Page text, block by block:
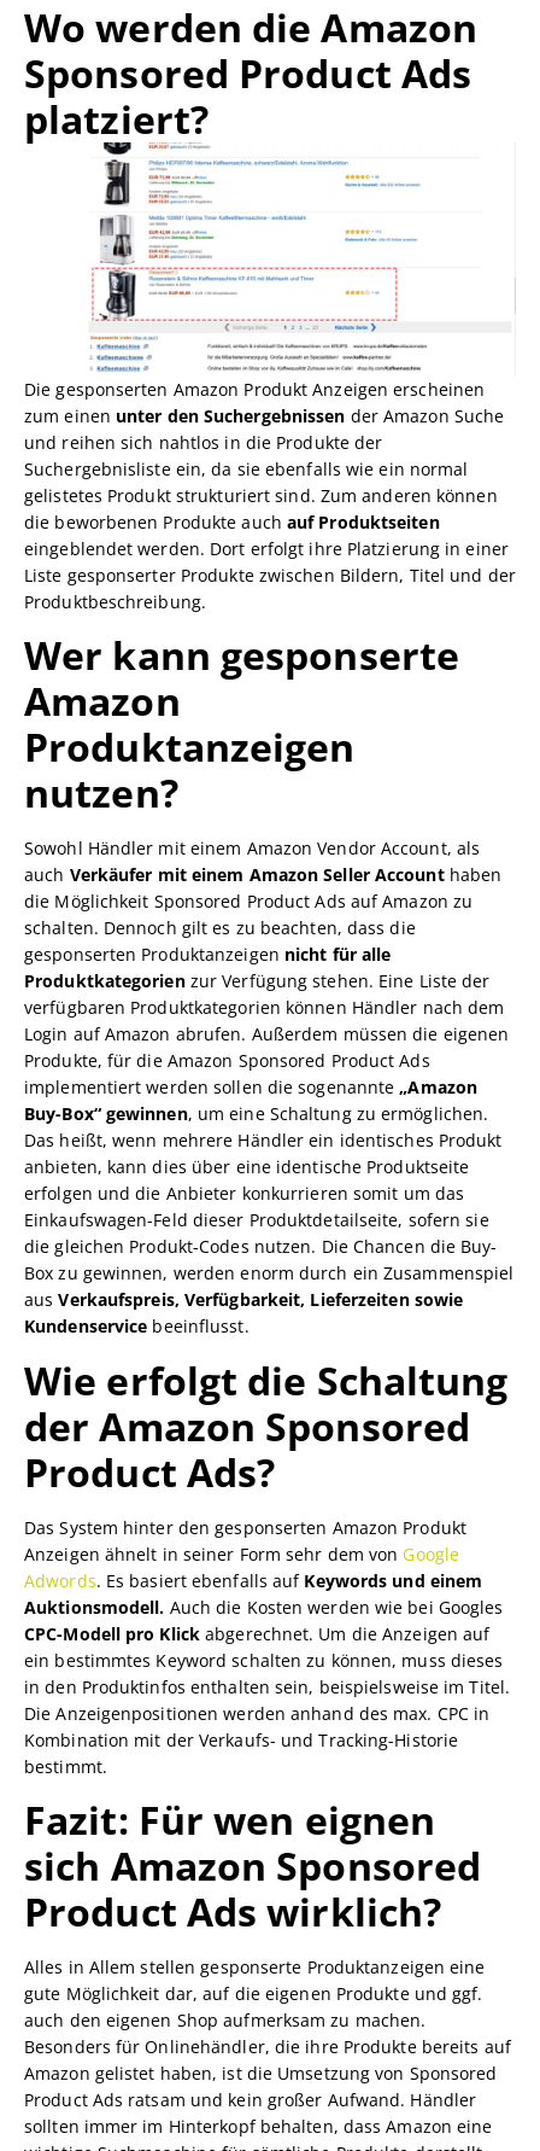
Wo werden die Amazon
Sponsored Product Ads
platziert?
Die gesponserten Amazon Produkt Anzeigen erscheinen
zum einen unter den Suchergebnissen der Amazon Suche
und reihen sich nahtlos in die Produkte der
Suchergebnisliste ein, da sie ebenfalls wie ein normal
gelistetes Produkt strukturiert sind. Zum anderen können
die beworbenen Produkte auch auf Produktseiten
eingeblendet werden. Dort erfolgt ihre Platzierung in einer
Liste gesponserter Produkte zwischen Bildern, Titel und der
Produktbeschreibung.
Wer kann gesponserte
Amazon
Produktanzeigen
nutzen?
Sowohl Händler mit einem Amazon Vendor Account, als
auch Verkäufer mit einem Amazon Seller Accounthaben
die Möglichkeit Sponsored Product Ads auf Amazon zu
schalten. Dennoch gilt es zu beachten, dass die
gesponserten Produktanzeigen nicht für alle
Produktkategorienzur Verfügung stehen. Eine Liste der
verfügbaren Produktkategorien können Händler nach dem
Login auf Amazon abrufen. Außerdem müssen die eigenen
Produkte, für die Amazon Sponsored Product Ads
implementiert werden sollen die sogenannte„Amazon
Buy-Box“ gewinnen, um eine Schaltung zu ermöglichen.
Das heißt, wenn mehrere Händler ein identisches Produkt
anbieten, kann dies über eine identische Produktseite
erfolgen und die Anbieter konkurrieren somit um das
Einkaufswagen-Feld dieser Produktdetailseite, sofern sie
die gleichen Produkt-Codes nutzen. Die Chancen die Buy-
Box zu gewinnen, werden enorm durch ein Zusammenspiel
ausVerkaufspreis, Verfügbarkeit, Lieferzeiten sowie
Kundenservice beeinflusst.
Wie erfolgt die Schaltung
der Amazon Sponsored
Product Ads?
Das System hinter den gesponserten Amazon Produkt
Anzeigen ähnelt in seiner Form sehr dem von Google
Adwords. Es basiert ebenfalls auf Keywords und einem
Auktionsmodell. Auch die Kosten werden wie bei Googles
CPC-Modell pro Klick abgerechnet. Um die Anzeigen auf
ein bestimmtes Keyword schalten zu können, muss dieses
in den Produktinfos enthalten sein, beispielsweise im Titel.
Die Anzeigenpositionen werden anhand des max. CPC in
Kombination mit der Verkaufs- und Tracking-Historie
bestimmt.
Fazit: Für wen eignen
sich Amazon Sponsored
Product Ads wirklich?
Alles in Allem stellen gesponserte Produktanzeigen eine
gute Möglichkeit dar, auf die eigenen Produkte und ggf.
auch den eigenen Shop aufmerksam zu machen.
Besonders für Onlinehändler, die ihre Produkte bereits auf
Amazon gelistet haben, ist die Umsetzung von Sponsored
Product Ads ratsam und kein großer Aufwand. Händler
sollten immer im Hinterkopf behalten, dass Amazon eine